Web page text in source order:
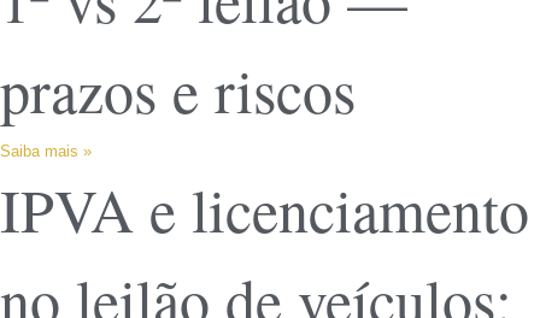
prazos e riscos
Saiba mais »
IPVA e licenciamento
no leilão de veículos: